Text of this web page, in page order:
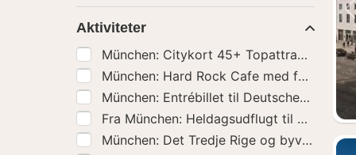
Aktiviteter
München: Entrébillet til